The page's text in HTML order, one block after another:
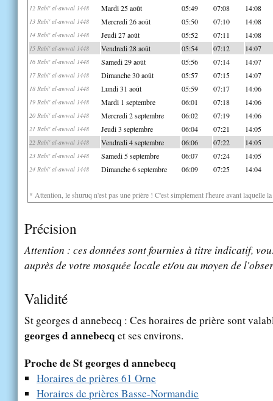
12 Rabi' al-awwal 1448 Mardi 25 août 05:49 07:08 14:08
13 Rabi' al-awwal 1448 Mercredi 26 août 05:50 07:10 14:08
14 Rabi' al-awwal 1448 Jeudi 27 août 05:52 07:11 14:08
15 Rabi' al-awwal 1448 Vendredi 28 août 05:54 07:12 14:07
16 Rabi' al-awwal 1448 Samedi 29 août 05:56 07:14 14:07
17 Rabi' al-awwal 1448 Dimanche 30 août 05:57 07:15 14:07
18 Rabi' al-awwal 1448 Lundi 31 août 05:59 07:17 14:06
19 Rabi' al-awwal 1448 Mardi 1 septembre 06:01 07:18 14:06
20 Rabi' al-awwal 1448 Mercredi 2 septembre 06:02 07:19 14:06
21 Rabi' al-awwal 1448 Jeudi 3 septembre 06:04 07:21 14:05
22 Rabi' al-awwal 1448 Vendredi 4 septembre 06:06 07:22 14:05
23 Rabi' al-awwal 1448 Samedi 5 septembre 06:07 07:24 14:05
24 Rabi' al-awwal 1448 Dimanche 6 septembre 06:09 07:25 14:04
* Attention, le shuruq n'est pas une prière ! C'est simplement l'heure avant laquelle
Précision
Attention : ces données sont fournies à titre indicatif,
auprès de votre mosquée locale et/ou au moyen de
Validité
St georges d annebecq : Ces horaires de prière sont
georges d annebecq et ses environs.
Proche de St georges d annebecq
Horaires de prières 61 Orne
Horaires de prières Basse-Normandie